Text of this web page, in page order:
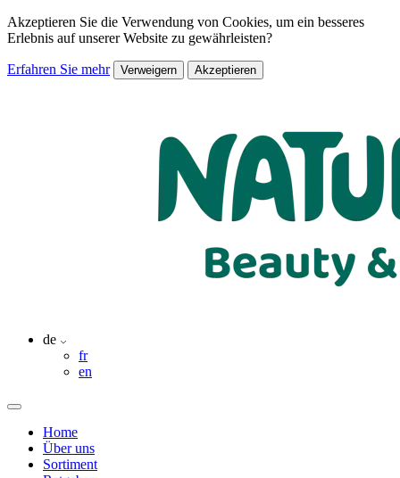
Akzeptieren Sie die Verwendung von Cookies, um ein besseres
Erlebnis auf unserer Website zu gewährleisten?
Erfahren Sie mehr Verweigern Akzeptieren
de
fr
en
Home
Über uns
Sortiment